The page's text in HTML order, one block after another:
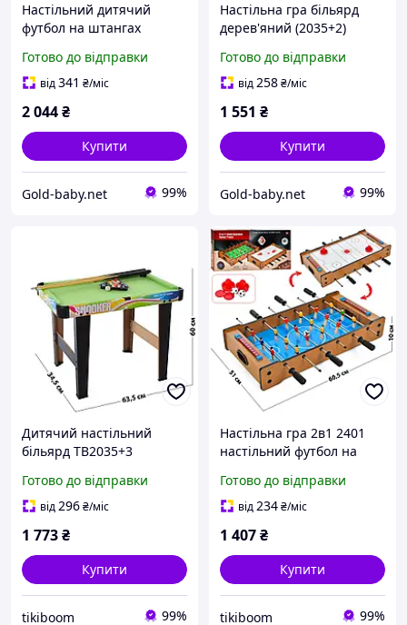
Настільний дитячий
футбол на штангах
Готово до відправки
від341 ₴/міс
2 044₴
Купити
Gold-baby.net 99%
Настільна гра більярд
дерев'яний (2035+2)
крейда
Готово до відправки
від258₴/міс
1 551 ₴
Купити
Gold-baby.net 99%
Дитячий настільний
більярд TB2035+3
дерев'яний, ігрові столи,
настільні ігри
Готово до відправки
від296₴/міс
1 773₴
Купити
tikiboom 99%
Настільна гра 2в1 2401
настільний футбол на
аеро-хокей, настільні ігри
Готово до відправки
від234₴/міс
1 407₴
Купити
tikiboom 99%